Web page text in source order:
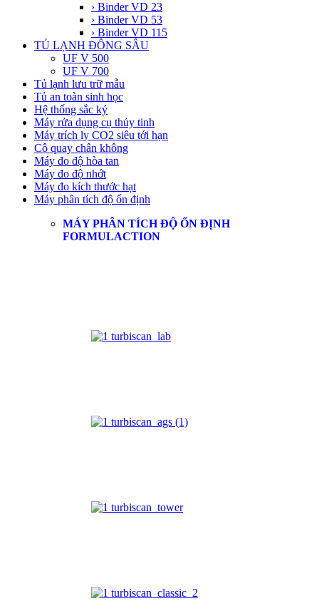
› Binder VD 23
› Binder VD 53
› Binder VD 115
TỦ LẠNH ĐÔNG SÂU
UF V 500
UF V 700
Tủ lạnh lưu trữ mẫu
Tủ an toàn sinh học
Hệ thống sắc ký
Máy rửa dụng cụ thủy tinh
Máy trích ly CO2 siêu tới hạn
Cô quay chân không
Máy đo độ hòa tan
Máy đo độ nhớt
Máy đo kích thước hạt
Máy phân tích độ ổn định
MÁY PHÂN TÍCH ĐỘ ỔN ĐỊNH
FORMULACTION